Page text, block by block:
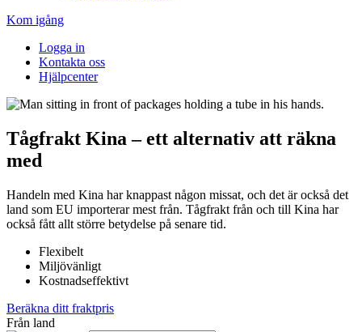
Kom igång
Logga in
Kontakta oss
Hjälpcenter
Tågfrakt Kina – ett alternativ att räkna
med
Handeln med Kina har knappast någon missat, och det är också det
land som EU importerar mest från. Tågfrakt från och till Kina har
också fått allt större betydelse på senare tid.
Flexibelt
Miljövänligt
Kostnadseffektivt
Beräkna ditt fraktpris
Från land